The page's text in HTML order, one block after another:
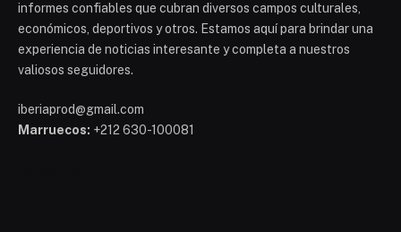
informes confiables que cubran diversos campos culturales,
económicos, deportivos y otros. Estamos aquí para brindar una
experiencia de noticias interesante y completa a nuestros
valiosos seguidores.
iberiaprod@gmail.com
Marruecos: +212 630-100081